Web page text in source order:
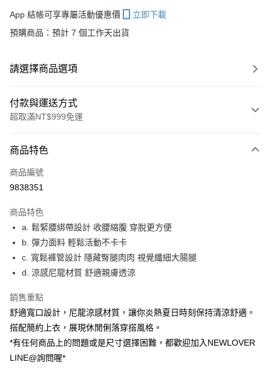
App 結帳可享專屬活動優惠價
立即下載
預購商品：預計 7 個工作天出貨
請選擇商品選項
付款與運送方式
超取滿NT$999免運
信用卡一次付款
超商取貨付款
ATM付款
貨到付款
運送方式
貨到付款
每筆NT$60，滿NT$999(含以上)免運費
全家(信用卡、多元支付)
商品特色
商品編號
9838351
商品特色
a. 鬆緊腰綁帶設計 收腰縮腹 穿脫更方便
b. 彈力面料 輕鬆活動不卡卡
c. 寬鬆褲管設計 隱藏臀腿肉肉 視覺纖細大腸腿
d. 涼感尼龍材質 舒適親膚透涼
銷售重點
舒適寬口設計，尼龍涼感材質，讓你炎熱夏日時刻保持清涼舒適。
搭配簡約上衣，展現休閒俐落穿搭風格。
*有任何商品上的問題或是尺寸選擇困難，都歡迎加入NEWLOVER
LINE@詢問喔*